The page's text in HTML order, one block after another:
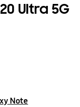
Ultra 5G
Note